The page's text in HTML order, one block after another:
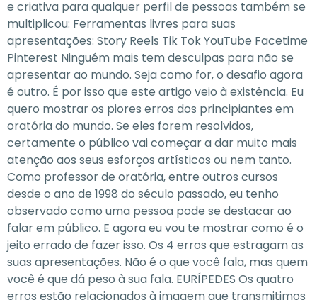
e criativa para qualquer perfil de pessoas também se
multiplicou: Ferramentas livres para suas
apresentações: Story Reels Tik Tok YouTube Facetime
Pinterest Ninguém mais tem desculpas para não se
apresentar ao mundo. Seja como for, o desafio agora
é outro. É por isso que este artigo veio à existência. Eu
quero mostrar os piores erros dos principiantes em
oratória do mundo. Se eles forem resolvidos,
certamente o público vai começar a dar muito mais
atenção aos seus esforços artísticos ou nem tanto.
Como professor de oratória, entre outros cursos
desde o ano de 1998 do século passado, eu tenho
observado como uma pessoa pode se destacar ao
falar em público. E agora eu vou te mostrar como é o
jeito errado de fazer isso. Os 4 erros que estragam as
suas apresentações. Não é o que você fala, mas quem
você é que dá peso à sua fala. EURÍPEDES Os quatro
erros estão relacionados à imagem que transmitimos